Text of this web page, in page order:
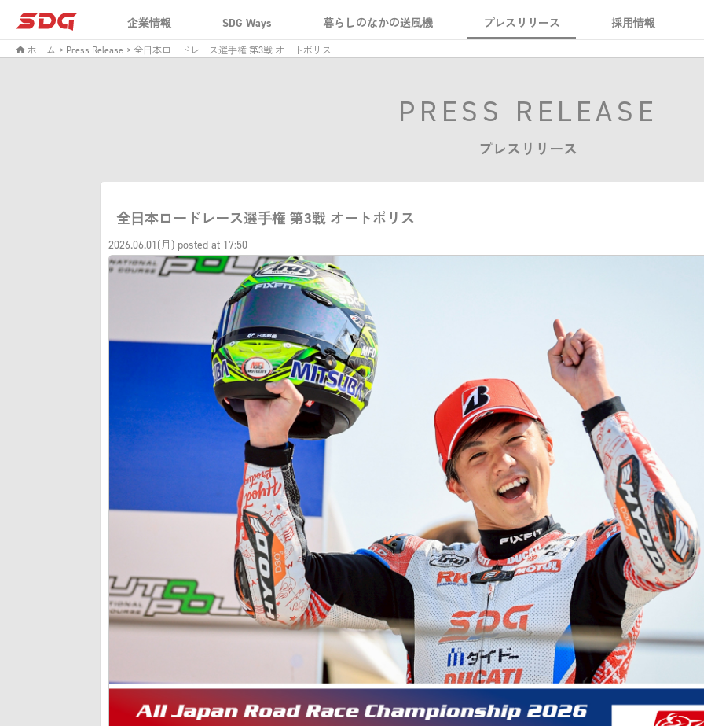
企業情報 SDG Ways 暮らしのなかの送風機 プレスリリース 採用情報
ホーム > Press Release > 全日本ロードレース選手権 第3戦 オートポリス
PRESS RELEASE
プレスリリース
全日本ロードレース選手権 第3戦 オートポリス
2026.06.01(月) posted at 17:50